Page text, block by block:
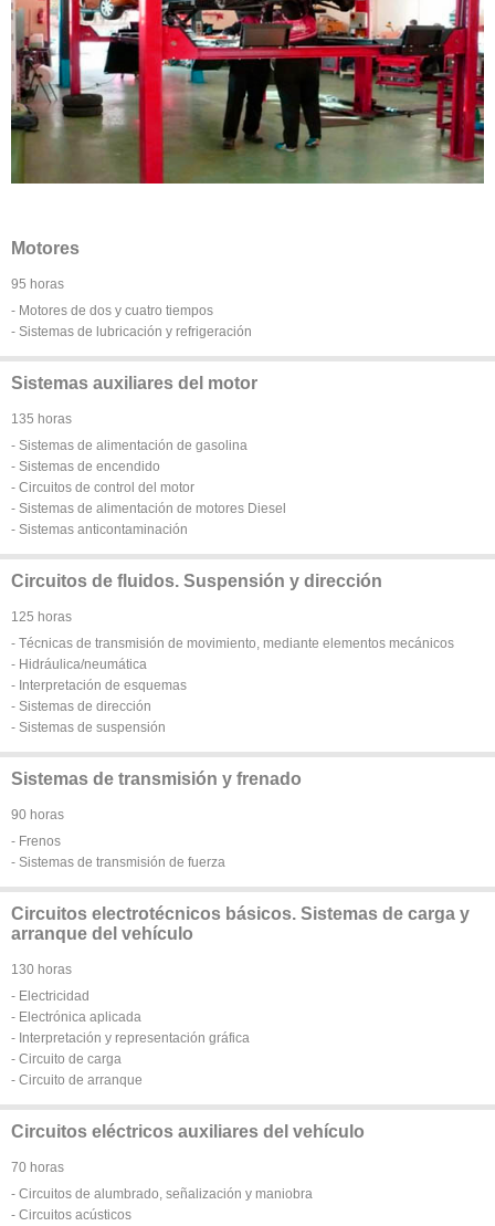
Motores
95 horas
- Motores de dos y cuatro tiempos
- Sistemas de lubricación y refrigeración
Sistemas auxiliares del motor
135 horas
- Sistemas de alimentación de gasolina
- Sistemas de encendido
- Circuitos de control del motor
- Sistemas de alimentación de motores Diesel
- Sistemas anticontaminación
Circuitos de fluidos. Suspensión y dirección
125 horas
- Técnicas de transmisión de movimiento, mediante elementos mecánicos
- Hidráulica/neumática
- Interpretación de esquemas
- Sistemas de dirección
- Sistemas de suspensión
Sistemas de transmisión y frenado
90 horas
- Frenos
- Sistemas de transmisión de fuerza
Circuitos electrotécnicos básicos. Sistemas de carga y
arranque del vehículo
130 horas
- Electricidad
- Electrónica aplicada
- Interpretación y representación gráfica
- Circuito de carga
- Circuito de arranque
Circuitos eléctricos auxiliares del vehículo
70 horas
- Circuitos de alumbrado, señalización y maniobra
- Circuitos acústicos